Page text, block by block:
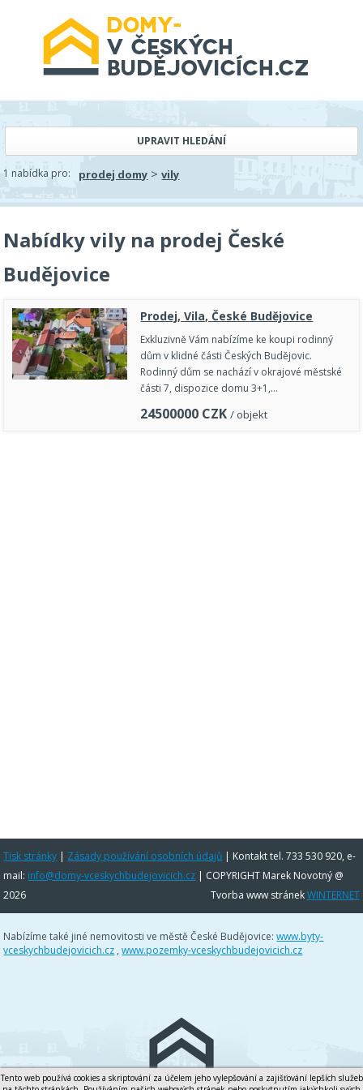
UPRAVIT HLEDÁNÍ
1 nabídka pro: prodej domy >vily
Nabídky vily na prodej České
Budějovice
Prodej, Vila, České Budějovice
Exkluzivně Vám nabízíme ke koupi rodinný
dům v klidné části Českých Budějovic.
Rodinný dům se nachází v okrajové městské
části 7, dispozice domu 3+1,…
24500000 CZK / objekt
Tisk stránky | Zásady používání osobních údajů | Kontakt tel. 733 530 920, e-
mail: info@domy-vceskychbudejovicich.cz | COPYRIGHT Marek Novotný @
2026
Tvorba www stránekWINTERNET
Nabízíme také jiné nemovitosti ve městě České Budějovice:www.byty-
vceskychbudejovicich.cz ,www.pozemky-vceskychbudejovicich.cz
Tento web používá cookies a skriptování za účelem jeho vylepšování a zajišťování lepších služeb